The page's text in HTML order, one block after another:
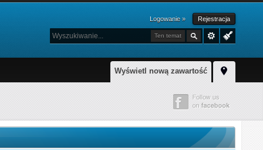
Logowanie » Rejestracja
Ten temat
Wyświetl nową zawartość